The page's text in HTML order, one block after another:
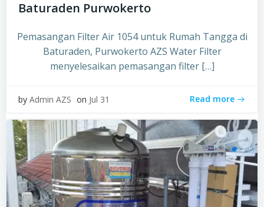
Baturaden Purwokerto
Pemasangan Filter Air 1054 untuk Rumah Tangga di
Baturaden, Purwokerto AZS Water Filter
menyelesaikan pemasangan filter […]
by Admin AZS on Jul 31 Read more